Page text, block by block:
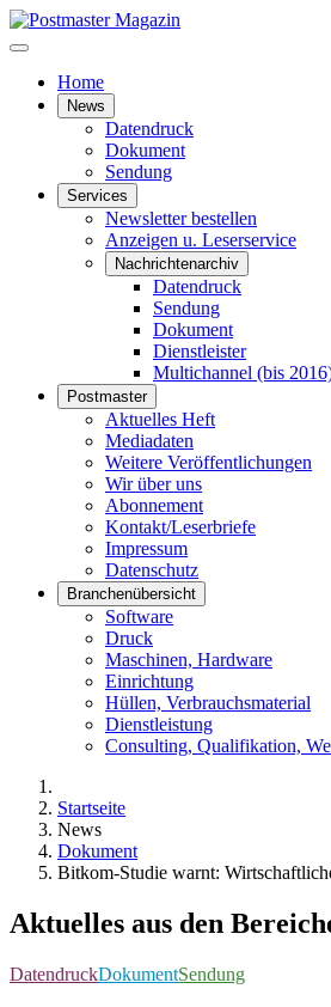
Home
News
Datendruck
Dokument
Sendung
Services
Newsletter bestellen
Anzeigen u. Leserservice
Nachrichtenarchiv
Datendruck
Sendung
Dokument
Dienstleister
Multichannel (bis
Postmaster
Aktuelles Heft
Mediadaten
Weitere Veröffentlichungen
Wir über uns
Abonnement
Kontakt/Leserbriefe
Impressum
Datenschutz
Branchenübersicht
Software
Druck
Maschinen, Hardware
Einrichtung
Hüllen, Verbrauchsmaterial
Dienstleistung
Consulting, Qualifikation,
Startseite
News
Dokument
Bitkom-Studie warnt:
Aktuelles aus den
DatendruckDokumentSendung